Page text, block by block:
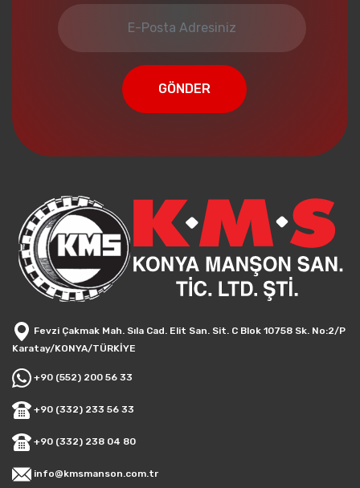
GÖNDER
Fevzi Çakmak Mah. Sıla Cad. Elit San. Sit. C Blok 10758 Sk. No:2/P
Karatay/KONYA/TÜRKİYE
+90 (552) 200 56 33
+90 (332) 233 56 33
+90 (332) 238 04 80
info@kmsmanson.com.tr